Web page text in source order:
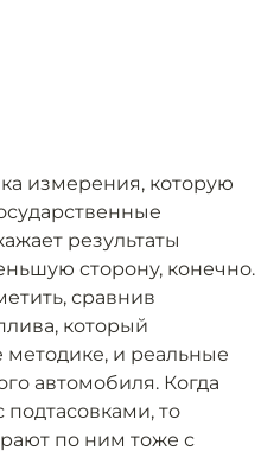
измерения, которую
результаты
сторону, конечно.
сравнив
который
методике, и реальные
автомобиля. Когда
то
по ним тоже с